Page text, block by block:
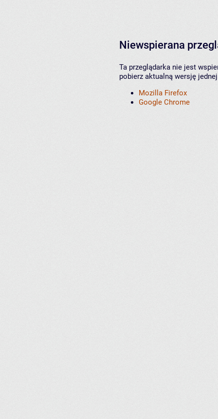
Niewspierana
Ta przeglądarka nie jest
pobierz aktualną wersję
Mozilla Firefox
Google Chrome